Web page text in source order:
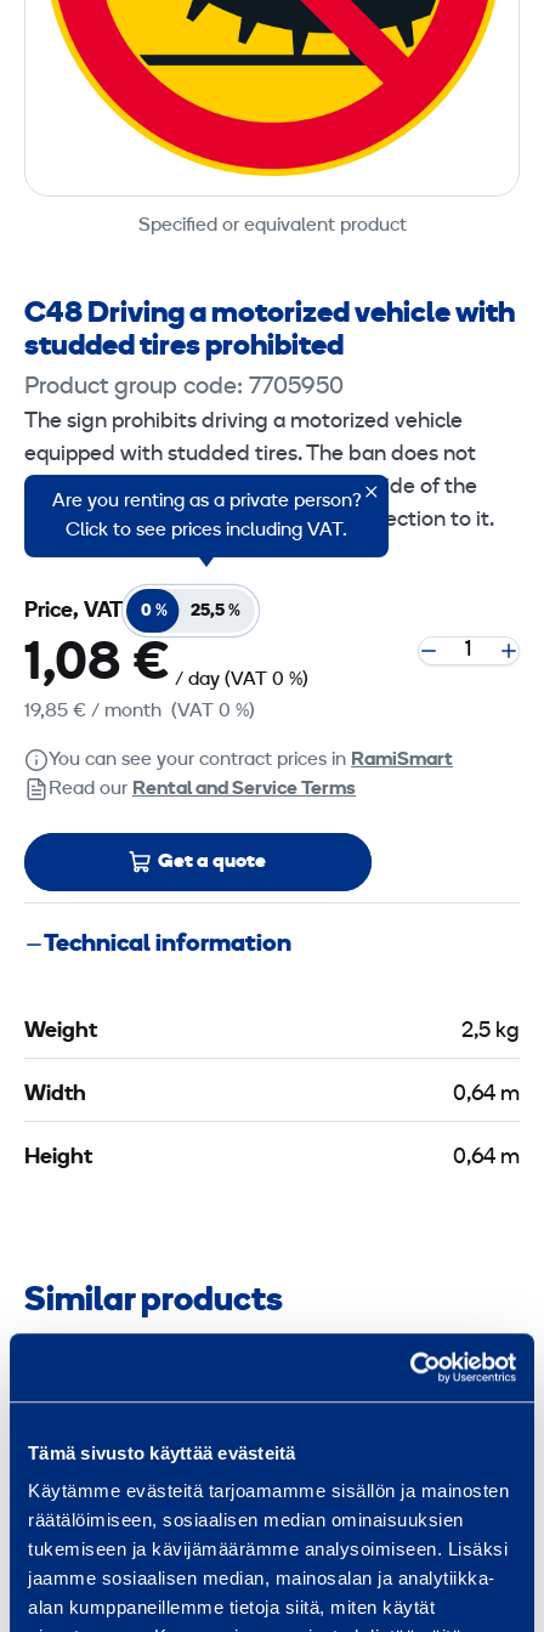
Tämä sivusto käyttää evästeitä
Käytämme evästeitä tarjoamamme sisällön ja mainosten
räätälöimiseen, sosiaalisen median ominaisuuksien
tukemiseen ja kävijämäärämme analysoimiseen. Lisäksi
jaamme sosiaalisen median, mainosalan ja analytiikka-
alan kumppaneillemme tietoja siitä, miten käytät
Specified or equivalent product
C48 Driving a motorized vehicle with
studded tires prohibited
Product group code: 7705950
The sign prohibits driving a motorized vehicle
equipped with studded tires. The ban does not
apply to driving to a property on the side of the
road if there is no other drivable connection to it.
Are you renting as a private person?
Click to see prices including VAT.
Price, VAT 0 % 25,5 %
1,08 € / day (VAT 0 %)
19,85 € / month (VAT 0 %)
You can see your contract prices in RamiSmart
Read our Rental and Service Terms
Get a quote
Technical information
Weight 2,5 kg
Width 0,64 m
Height 0,64 m
Similar products
2
.
3
D
F24.3 Dead End,
C34_5